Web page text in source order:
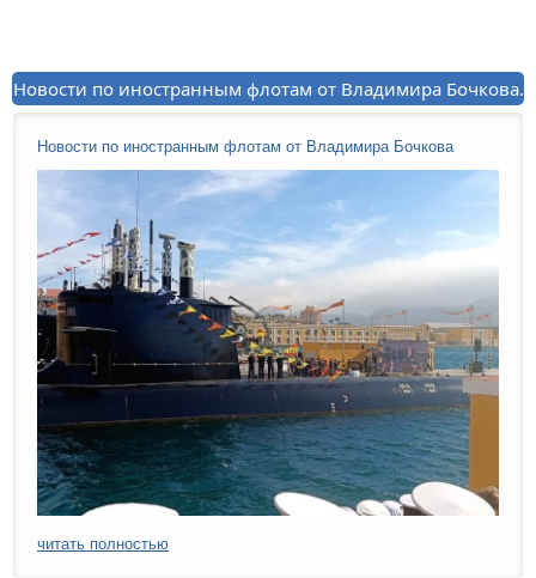
Новости по иностранным флотам от Владимира Бочкова.
Новости по иностранным флотам от Владимира Бочкова
читать полностью